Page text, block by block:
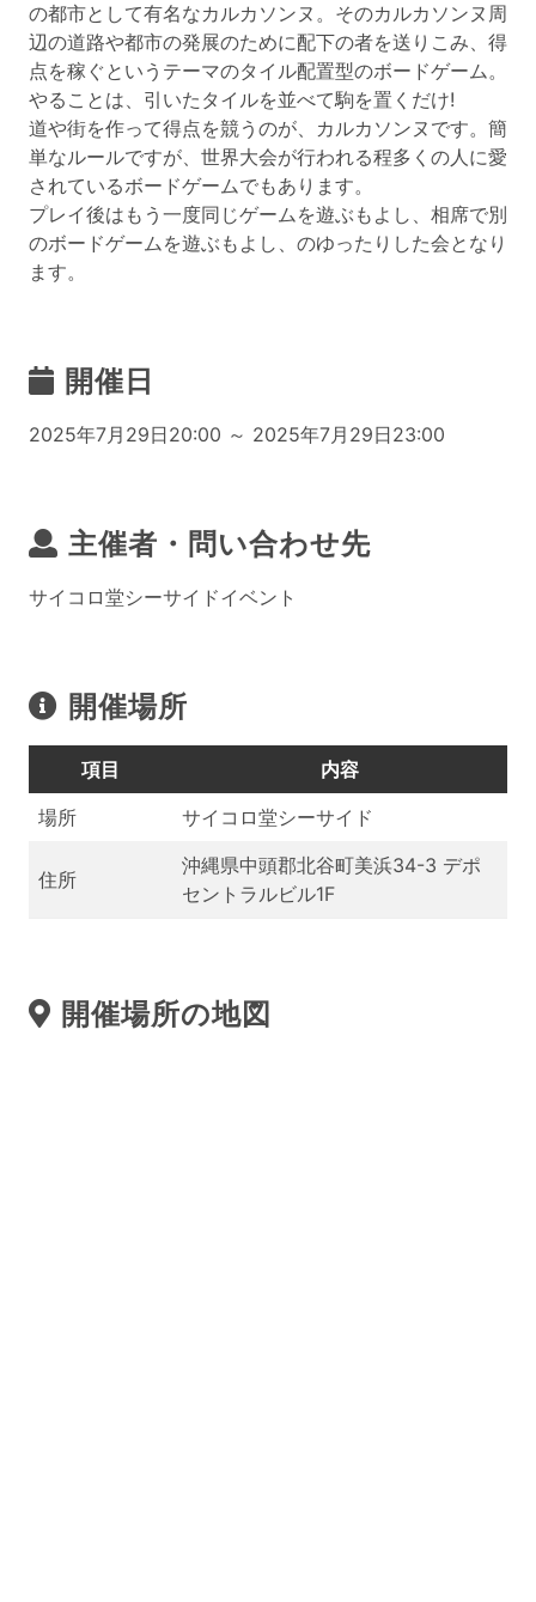
の都市として有名なカルカソンヌ。そのカルカソンヌ周
辺の道路や都市の発展のために配下の者を送りこみ、得
点を稼ぐというテーマのタイル配置型のボードゲーム。
やることは、引いたタイルを並べて駒を置くだけ!
道や街を作って得点を競うのが、カルカソンヌです。簡
単なルールですが、世界大会が行われる程多くの人に愛
されているボードゲームでもあります。
プレイ後はもう一度同じゲームを遊ぶもよし、相席で別
のボードゲームを遊ぶもよし、のゆったりした会となり
ます。
開催日
2025年7月29日20:00 ～ 2025年7月29日23:00
主催者・問い合わせ先
サイコロ堂シーサイドイベント
開催場所
項目
内容
場所
サイコロ堂シーサイド
住所
沖縄県中頭郡北谷町美浜34-3 デポ
セントラルビル1F
開催場所の地図